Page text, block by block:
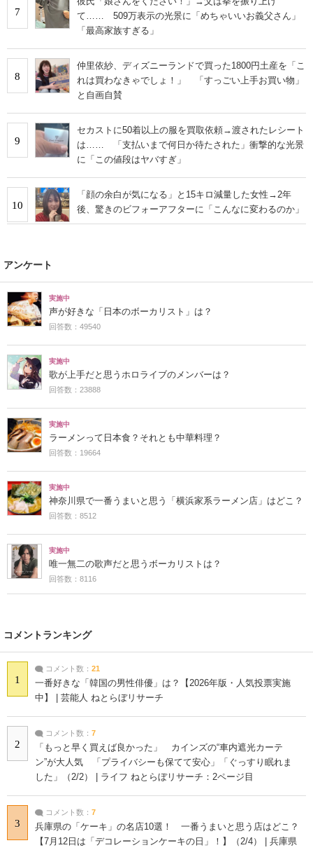
7
て…… 509万表示の光景に「めちゃいいお義父さん」
「最高家族すぎる」
8
仲里依紗、ディズニーランドで買った1800円土産を「こ
れは買わなきゃでしょ！」 「すっごい上手お買い物」
と自画自賛
9
セカストに50着以上の服を買取依頼→渡されたレシート
は…… 「支払いまで何日か待たされた」衝撃的な光景
に「この値段はヤバすぎ」
10
「顔の余白が気になる」と15キロ減量した女性→2年
後、驚きのビフォーアフターに「こんなに変わるのか」
アンケート
実施中
声が好きな「日本のボーカリスト」は？
回答数：49540
実施中
歌が上手だと思うホロライブのメンバーは？
回答数：23888
実施中
ラーメンって日本食？それとも中華料理？
回答数：19664
実施中
神奈川県で一番うまいと思う「横浜家系ラーメン店」はどこ？
回答数：8512
実施中
唯一無二の歌声だと思うボーカリストは？
回答数：8116
コメントランキング
1
コメント数： 21
一番好きな「韓国の男性俳優」は？【2026年版・人気投票実施
中】 | 芸能人 ねとらぼリサーチ
2
コメント数： 7
「もっと早く買えば良かった」 カインズの“車内遮光カーテ
ン”が大人気 「プライバシーも保てて安心」「ぐっすり眠れま
した」（2/2） | ライフ ねとらぼリサーチ：2ページ目
3
コメント数： 7
兵庫県の「ケーキ」の名店10選！ 一番うまいと思う店はどこ？
【7月12日は「デコレーションケーキの日」！】（2/4） | 兵庫県